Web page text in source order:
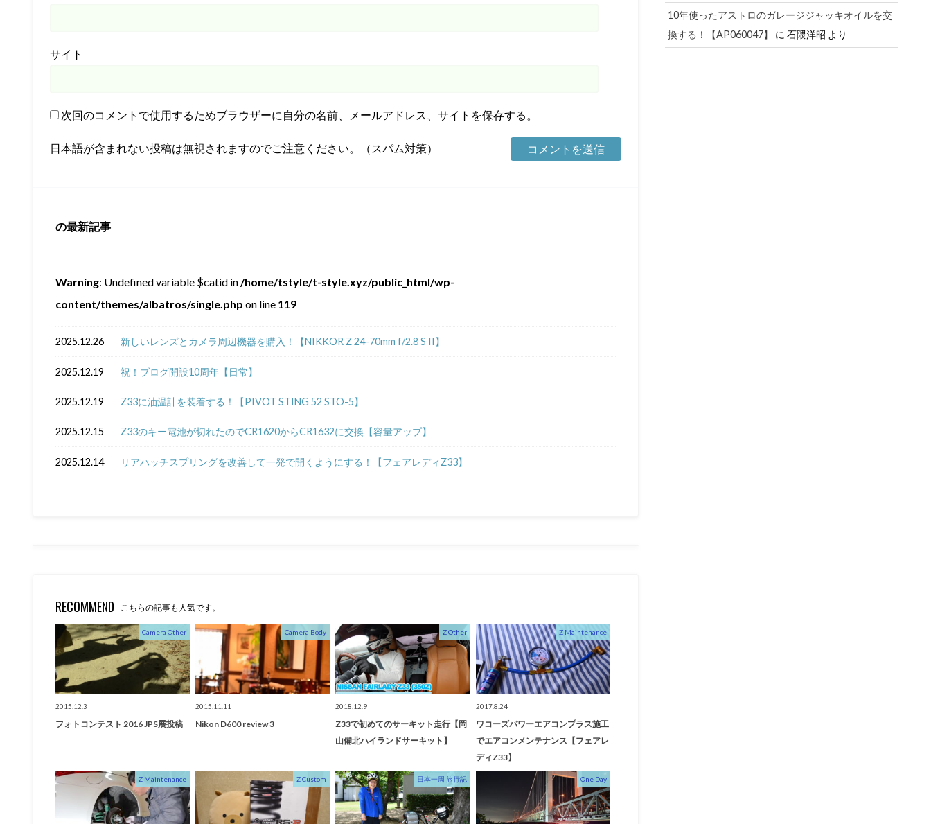
サイト
次回のコメントで使用するためブラウザーに自分の名前、メールアドレス、サイトを保存する。
日本語が含まれない投稿は無視されますのでご注意ください。（スパム対策）
の最新記事
Warning: Undefined variable $catid in/home/tstyle/t-style.xyz/public_html/wp-
content/themes/albatros/single.php on line 119
2025.12.26 新しいレンズとカメラ周辺機器を購入！【NIKKOR Z 24-70mm f/2.8 S II】
2025.12.19 祝！ブログ開設10周年【日常】
2025.12.19 Z33に油温計を装着する！【PIVOT STING 52 STO-5】
2025.12.15 Z33のキー電池が切れたのでCR1620からCR1632に交換【容量アップ】
2025.12.14 リアハッチスプリングを改善して一発で開くようにする！【フェアレディZ33】
RECOMMEND こちらの記事も人気です。
Camera Other
2015.12.3
フォトコンテスト 2016 JPS展投稿
Camera Body
2015.11.11
Nikon D600 review 3
Z Other
2018.12.9
Z33で初めてのサーキット走行【岡
山備北ハイランドサーキット】
Z Maintenance
2017.8.24
ワコーズパワーエアコンプラス施工
でエアコンメンテナンス【フェアレ
ディZ33】
Z Maintenance Z Custom 日本一周 旅行記 One Day
10年使ったアストロのガレージジャッキオイルを交
換する！【AP060047】
に 石隈洋昭 より